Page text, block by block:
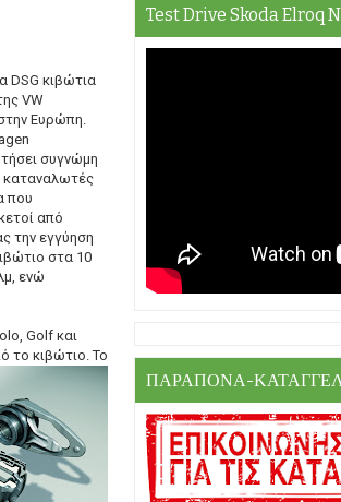
DSG κιβώτια
VW
Ευρώπη.
συγνώμη
καταναλωτές
που
από
την εγγύηση
στα 10
ενώ
Golf και
το κιβώτιο. Το
Test Drive Skoda Elroq
ΠΑΡΑΠΟΝΑ-